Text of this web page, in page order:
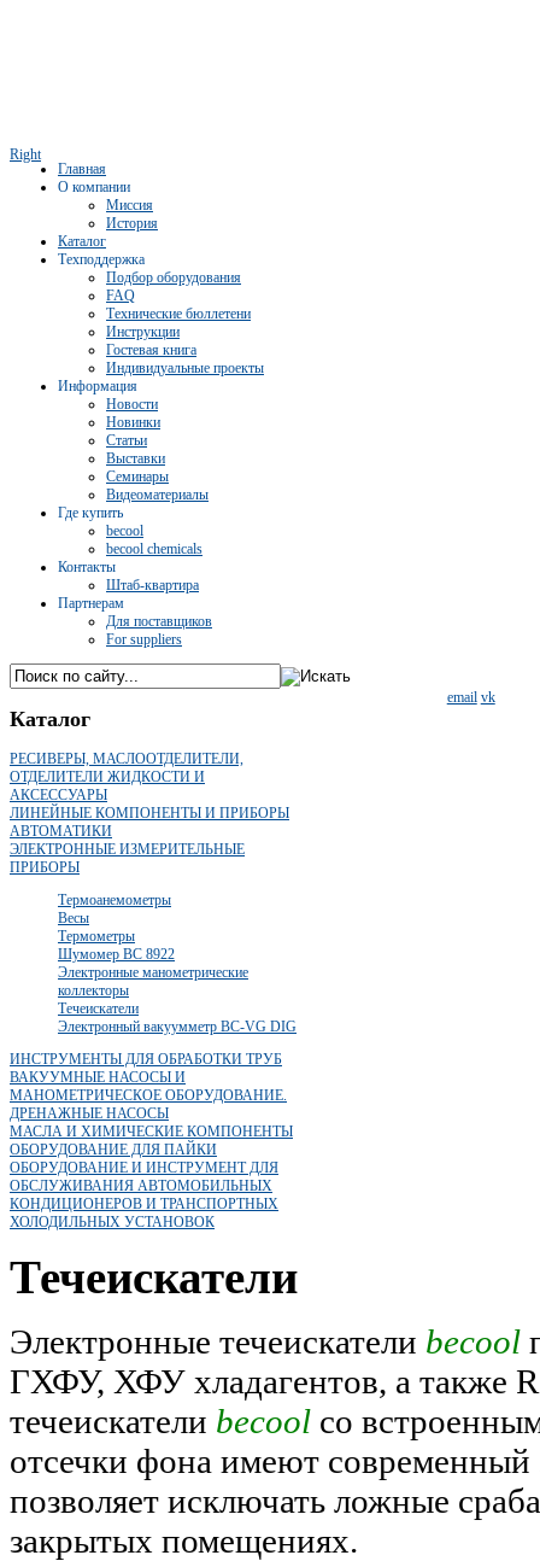
Right
Главная
О компании
Миссия
История
Каталог
Техподдержка
Подбор оборудования
FAQ
Технические бюллетени
Инструкции
Гостевая книга
Индивидуальные проекты
Информация
Новости
Новинки
Статьи
Выставки
Семинары
Видеоматериалы
Где купить
becool
becool chemicals
Контакты
Штаб-квартира
Партнерам
Для поставщиков
For suppliers
email vk
Каталог
РЕСИВЕРЫ, МАСЛООТДЕЛИТЕЛИ,
ОТДЕЛИТЕЛИ ЖИДКОСТИ И
АКСЕССУАРЫ
ЛИНЕЙНЫЕ КОМПОНЕНТЫ И ПРИБОРЫ
АВТОМАТИКИ
ЭЛЕКТРОННЫЕ ИЗМЕРИТЕЛЬНЫЕ
ПРИБОРЫ
Термоанемометры
Весы
Термометры
Шумомер BC 8922
Электронные манометрические
коллекторы
Течеискатели
Электронный вакуумметр BC-VG DIG
ИНСТРУМЕНТЫ ДЛЯ ОБРАБОТКИ ТРУБ
ВАКУУМНЫЕ НАСОСЫ И
МАНОМЕТРИЧЕСКОЕ ОБОРУДОВАНИЕ.
ДРЕНАЖНЫЕ НАСОСЫ
МАСЛА И ХИМИЧЕСКИЕ КОМПОНЕНТЫ
ОБОРУДОВАНИЕ ДЛЯ ПАЙКИ
ОБОРУДОВАНИЕ И ИНСТРУМЕНТ ДЛЯ
ОБСЛУЖИВАНИЯ АВТОМОБИЛЬНЫХ
КОНДИЦИОНЕРОВ И ТРАНСПОРТНЫХ
ХОЛОДИЛЬНЫХ УСТАНОВОК
Течеискатели
Электронные течеискатели becool
ГХФУ, ХФУ хладагентов, а также
течеискатели becool со
отсечки фона имеют
позволяет исключать ложные
закрытых помещениях.